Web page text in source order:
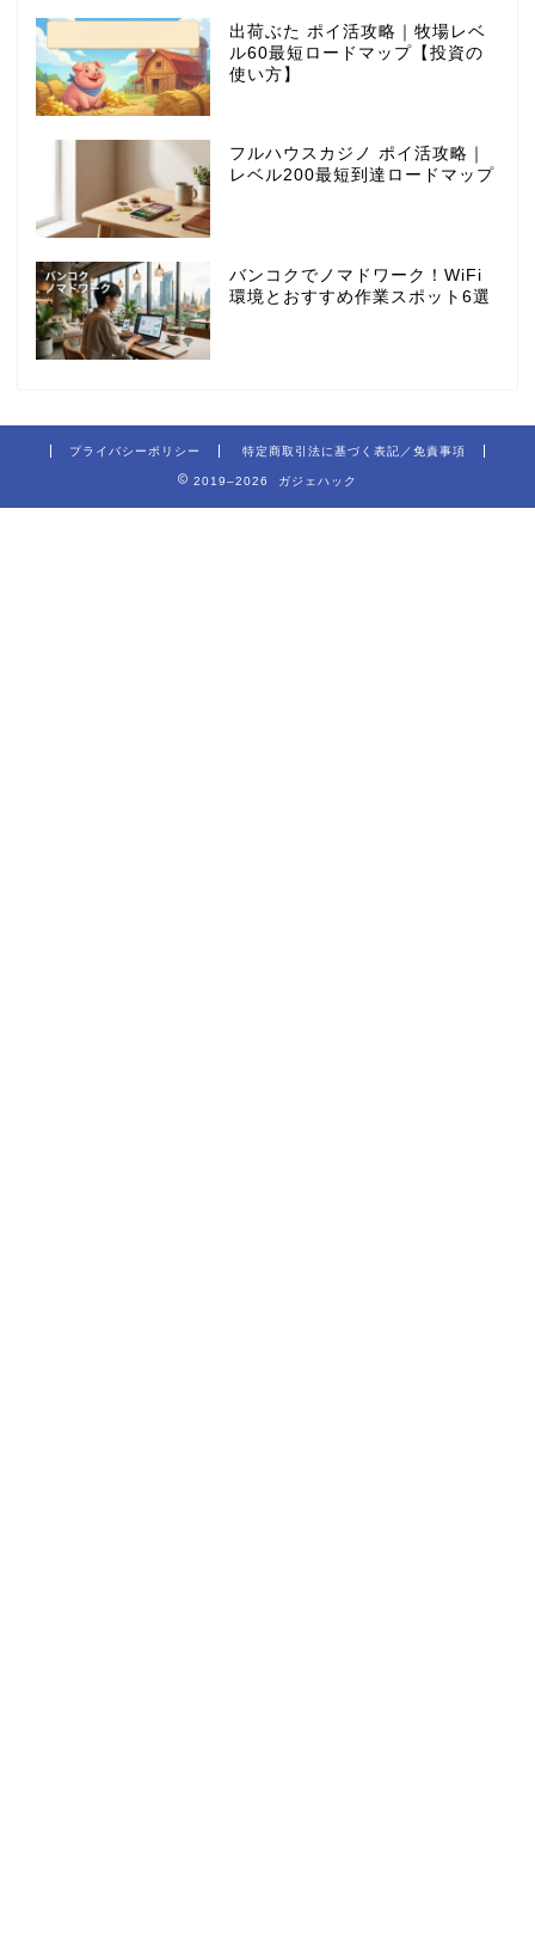
出荷ぶた ポイ活攻略｜牧場レベ
ル60最短ロードマップ【投資の
使い方】
フルハウスカジノ ポイ活攻略｜
レベル200最短到達ロードマップ
バンコクでノマドワーク！WiFi
環境とおすすめ作業スポット6選
プライバシーポリシー 特定商取引法に基づく表記／免責事項
2019–2026 ガジェハック